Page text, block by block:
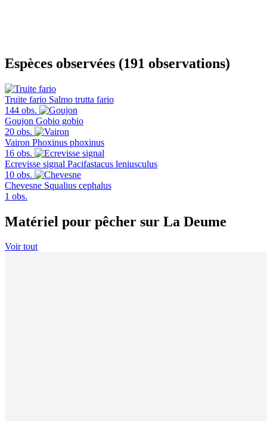
Espèces observées (191 observations)
Truite fario Salmo trutta fario
144 obs.
Goujon Gobio gobio
20 obs.
Vairon Phoxinus phoxinus
16 obs.
Ecrevisse signal Pacifastacus leniusculus
10 obs.
Chevesne Squalius cephalus
1 obs.
Matériel pour pêcher sur La Deume
Voir tout